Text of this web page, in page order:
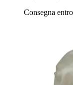
Consegna